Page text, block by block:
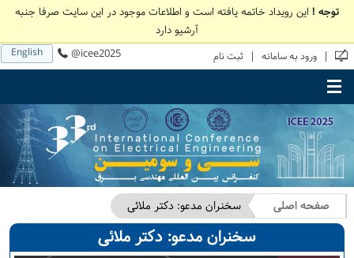
توجه ! این رویداد خاتمه یافته است و اطلاعات موجود در این سایت صرفا جنبه
آرشیو دارد
English @icee2025 | ورود به سامانه | ثبت نام
صفحه اصلی سخنران مدعو: دکتر ملائی
سخنران مدعو: دکتر ملائی